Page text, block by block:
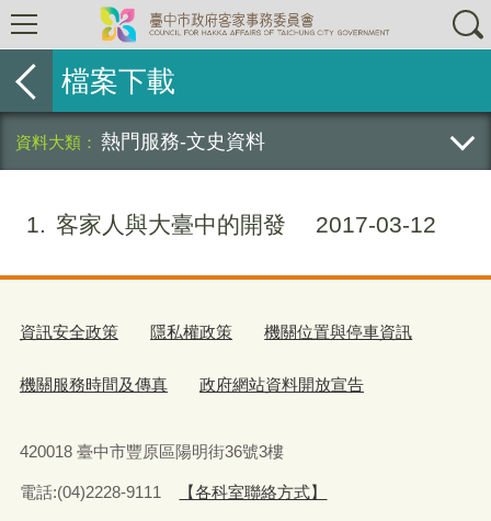
檔案下載
熱門服務-文史資料
1 客家人與大臺中的開發 2017-03-12
資訊安全政策 隱私權政策 機關位置與停車資訊
機關服務時間及傳真 政府網站資料開放宣告
420018 臺中市豐原區陽明街36號3樓
電話:(04)2228-9111 【各科室聯絡方式】